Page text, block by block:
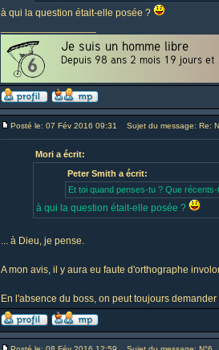
à qui la question était-elle posée ?
Posté le: 07 Fév 2016 09:31 Sujet du message: Re:
Mori a écrit:
Peter Smith a écrit:
Et toi quand penses-tu ? Que récents-
à qui la question était-elle posée ?
... à Dieu, je pense.
A mon avis, il y aura eu faute d'orthographe
En l'absence du boss, on peut toujours